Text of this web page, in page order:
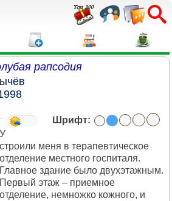
рапсодия
Шрифт:
У
строили меня в терапевтическое
отделение местного госпиталя.
Главное здание было двухэтажным.
Первый этаж – приемное
отделение, немножко кожного, и